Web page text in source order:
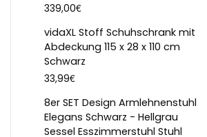
339,00€
vidaXL Stoff Schuhschrank mit
Abdeckung 115 x 28 x 110 cm
Schwarz
33,99€
8er SET Design Armlehnenstuhl
Elegans Schwarz - Hellgrau
Sessel Esszimmerstuhl Stuhl